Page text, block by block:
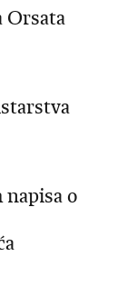
Orsata
o